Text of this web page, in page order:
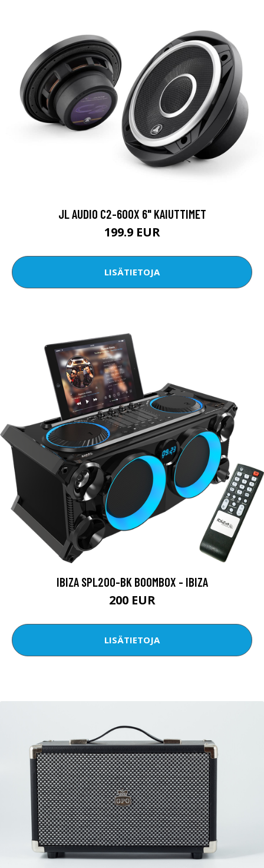
JL AUDIO C2-600X 6" KAIUTTIMET
199.9 EUR
LISÄTIETOJA
IBIZA SPL200-BK BOOMBOX - IBIZA
200 EUR
LISÄTIETOJA